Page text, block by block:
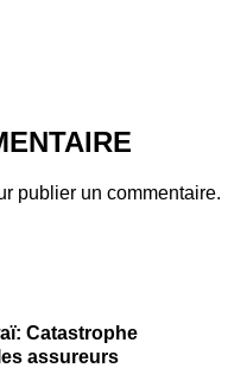
publier un commentaire.
Catastrophe
assureurs